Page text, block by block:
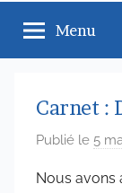
Menu
Carnet :
Publié le 5
Nous avons